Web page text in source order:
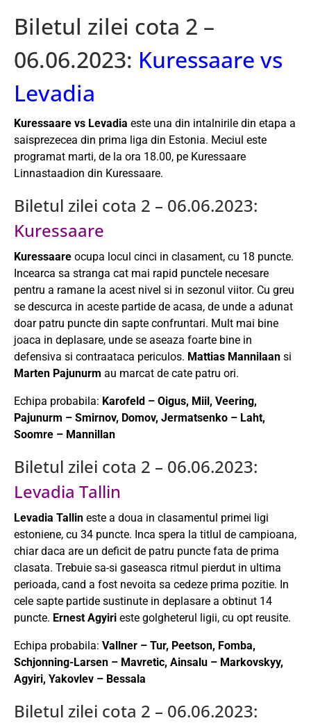
Biletul zilei cota 2 –
06.06.2023: Kuressaare vs
Levadia
Kuressaare vs Levadia este una din intalnirile din etapa a
saisprezecea din prima liga din Estonia. Meciul este
programat marti, de la ora 18.00, pe Kuressaare
Linnastaadion din Kuressaare.
Biletul zilei cota 2 – 06.06.2023:
Kuressaare
Kuressaare ocupa locul cinci in clasament, cu 18 puncte.
Incearca sa stranga cat mai rapid punctele necesare
pentru a ramane la acest nivel si in sezonul viitor. Cu greu
se descurca in aceste partide de acasa, de unde a adunat
doar patru puncte din sapte confruntari. Mult mai bine
joaca in deplasare, unde se aseaza foarte bine in
defensiva si contraataca periculos. Mattias Mannilaan si
Marten Pajunurm au marcat de cate patru ori.
Echipa probabila: Karofeld – Oigus, Miil, Veering,
Pajunurm – Smirnov, Domov, Jermatsenko – Laht,
Soomre – Mannillan
Biletul zilei cota 2 – 06.06.2023:
Levadia Tallin
Levadia Tallin este a doua in clasamentul primei ligi
estoniene, cu 34 puncte. Inca spera la titlul de campioana,
chiar daca are un deficit de patru puncte fata de prima
clasata. Trebuie sa-si gaseasca ritmul pierdut in ultima
perioada, cand a fost nevoita sa cedeze prima pozitie. In
cele sapte partide sustinute in deplasare a obtinut 14
puncte. Ernest Agyiri este golgheterul ligii, cu opt reusite.
Echipa probabila: Vallner – Tur, Peetson, Fomba,
Schjonning-Larsen – Mavretic, Ainsalu – Markovskyy,
Agyiri, Yakovlev – Bessala
Biletul zilei cota 2 – 06.06.2023: